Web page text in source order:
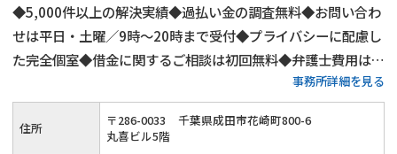
◆5,000件以上の解決実績◆過払い金の調査無料◆お問い合わ
せは平日・土曜／9時〜20時まで受付◆プライバシーに配慮し
た完全個室◆借金に関するご相談は初回無料◆弁護士費用は分
事務所詳細を見る
住所 〒286-0033
千葉県成田市花崎町800-6
丸喜ビル5階